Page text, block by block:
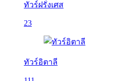
ทัวร์ฝรั่งเศส
23
ทัวร์อิตาลี